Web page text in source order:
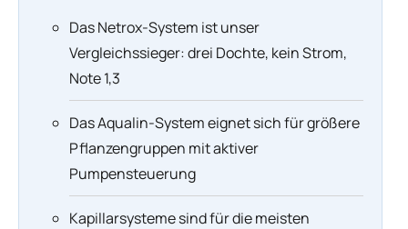
Das Netrox-System ist unser
Vergleichssieger: drei Dochte, kein Strom,
Note 1,3
Das Aqualin-System eignet sich für größere
Pflanzengruppen mit aktiver
Pumpensteuerung
Kapillarsysteme sind für die meisten